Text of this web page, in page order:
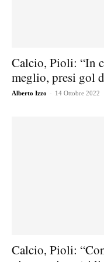
Calcio, Pioli: “In
meglio, presi gol
Alberto Izzo - 14 Ottobre 2022
Calcio, Pioli: